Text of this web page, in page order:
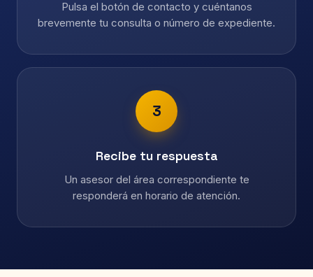
Pulsa el botón de contacto y cuéntanos
brevemente tu consulta o número de expediente.
3
Recibe tu respuesta
Un asesor del área correspondiente te
responderá en horario de atención.